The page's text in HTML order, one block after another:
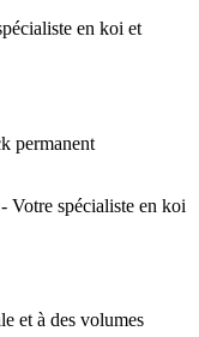
permanent
et à des volumes